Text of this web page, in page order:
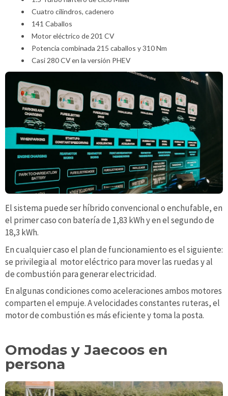
Cuatro cilindros, cadenero
141 Caballos
Motor eléctrico de 201 CV
Potencia combinada 215 caballos y 310 Nm
Casi 280 CV en la versión PHEV
El sistema puede ser híbrido convencional o enchufable, en
el primer caso con batería de 1,83 kWh y en el segundo de
18,3 kWh.
En cualquier caso el plan de funcionamiento es el siguiente:
se privilegia al motor eléctrico para mover las ruedas y al
de combustión para generar electricidad.
En algunas condiciones como aceleraciones ambos motores
comparten el empuje. A velocidades constantes ruteras, el
motor de combustión es más eficiente y toma la posta.
Omodas y Jaecoos en
persona